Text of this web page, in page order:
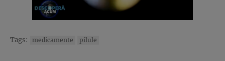
Tags: medicamente pilule